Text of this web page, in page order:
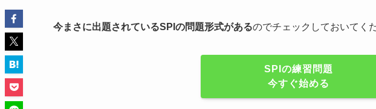
今まさに出題されているSPIの問題形式があるのでチェックしておいてく
SPIの練習問題
今すぐ始める